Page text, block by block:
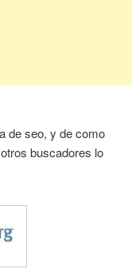
de seo, y de como
buscadores lo